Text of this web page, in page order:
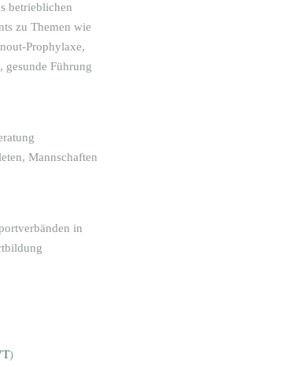
betrieblichen
zu Themen wie
Prophylaxe,
Führung
Mannschaften
in
)